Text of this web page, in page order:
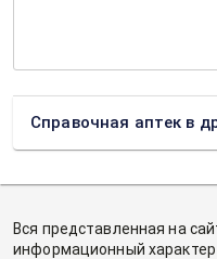
Справочная аптек в
Вся представленная на
информационный характер